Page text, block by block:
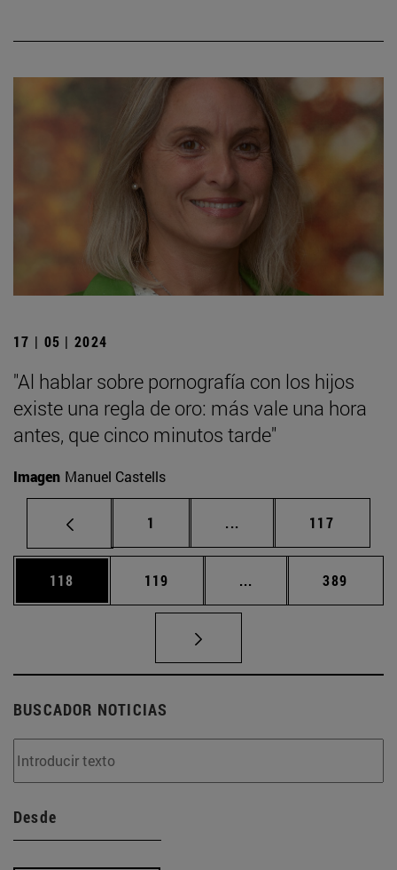
17 | 05 | 2024
"Al hablar sobre pornografía con los hijos
existe una regla de oro: más vale una hora
antes, que cinco minutos tarde"
Imagen Manuel Castells
Página
1 ... Páginas intermedias
Página
117
Página
118 Página
119 ... Páginas intermedias
Página
389
BUSCADOR NOTICIAS
Desde